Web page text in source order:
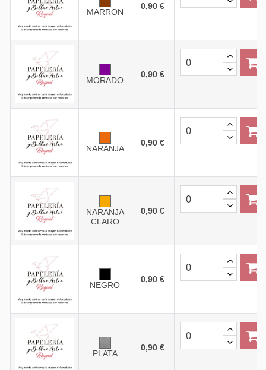
MARRON
0,90 €
MORADO
0,90 €
NARANJA
0,90 €
NARANJA
CLARO
0,90 €
NEGRO
0,90 €
PLATA
0,90 €